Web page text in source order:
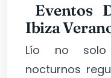
Eventos
Ibiza
Lío no solo
nocturnos